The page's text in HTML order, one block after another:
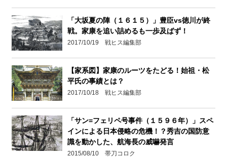
「大坂夏の陣（１６１５）」豊臣vs徳川が終
戦。家康を追い詰めるも一歩及ばず！
2017/10/19 戦ヒス編集部
【家系図】家康のルーツをたどる！始祖・松
平氏の事績とは？
2017/10/18 戦ヒス編集部
「サン=フェリペ号事件（１５９６年）」スペ
インによる日本侵略の危機！？秀吉の国防意
識を動かした、航海長の威嚇発言
2015/08/10 帯刀コロク